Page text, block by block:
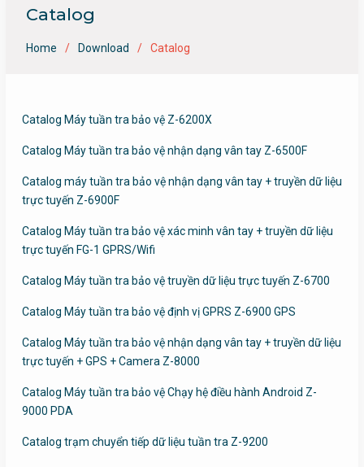
Catalog
Home Download Catalog
Catalog Máy tuần tra bảo vệ Z-6200X
Catalog Máy tuần tra bảo vệ nhận dạng vân tay Z-6500F
Catalog máy tuần tra bảo vệ nhận dạng vân tay + truyền dữ liệu
trực tuyến Z-6900F
Catalog Máy tuần tra bảo vệ xác minh vân tay + truyền dữ liệu
trực tuyến FG-1 GPRS/Wifi
Catalog Máy tuần tra bảo vệ truyền dữ liệu trực tuyến Z-6700
Catalog Máy tuần tra bảo vệ định vị GPRS Z-6900 GPS
Catalog Máy tuần tra bảo vệ nhận dạng vân tay + truyền dữ liệu
trực tuyến + GPS + Camera Z-8000
Catalog Máy tuần tra bảo vệ Chạy hệ điều hành Android Z-
9000 PDA
Catalog trạm chuyển tiếp dữ liệu tuần tra Z-9200